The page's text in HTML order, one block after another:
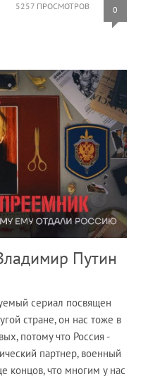
5257 ПРОСМОТРОВ 0
Путин
сериал посвящен
стране, он нас тоже в
потому что Россия -
партнер, военный
концов, что многим у нас